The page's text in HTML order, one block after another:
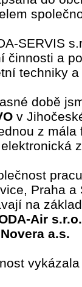
SERVIS
činnosti a
techniky
době
v
z mála
Praha
na
Air s.r.o.
a.s.